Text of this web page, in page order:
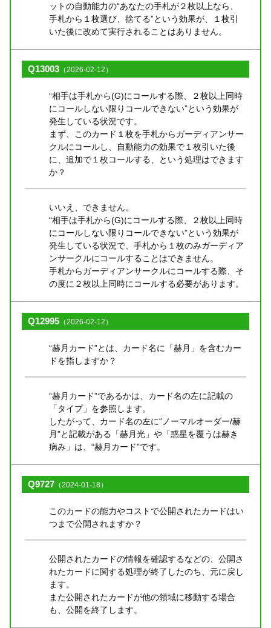
ットの自動能力の“あなたの手札が２枚以上なら、
手札から１枚選び、捨てる”という効果が、１枚引
いた後に改めて実行されることはありません。
Q13003 （2026-02-12）
“相手は手札から(G)にコールする際、２枚以上同時
にコールしない限りコールできない”という効果が
発生している状況です。
まず、このカード１枚を手札からガーディアンサー
クルにコールし、自動能力の効果で１枚引いた後
に、追加で１枚コールする、という処理はできます
か？
いいえ、できません。
“相手は手札から(G)にコールする際、２枚以上同時
にコールしない限りコールできない”という効果が
発生している状況で、手札から１枚のみガーディア
ンサークルにコールすることはできません。
手札からガーディアンサークルにコールする際、そ
の度に２枚以上同時にコールする必要があります。
Q12995 （2026-02-12）
“赫月カード”とは、カード名に「赫月」を含むカー
ドを指しますか？
“赫月カード”であるかは、カード名の左に記載の
「タイプ」を参照します。
したがって、カード名の左に“ノーマルオーダー/赫
月”と記載がある「赫月光」や「惑星を覆うは赫き
病み」は、“赫月カード”です。
Q9727 （2024-01-18）
このカードの能力やコストで公開されたカードはい
つまで公開されますか？
公開されたカードの情報を確認するなどの、公開さ
れたカードに関する処理が終了したのち、元に戻し
ます。
また公開されたカードが他の領域に移動する場合
も、公開を終了します。